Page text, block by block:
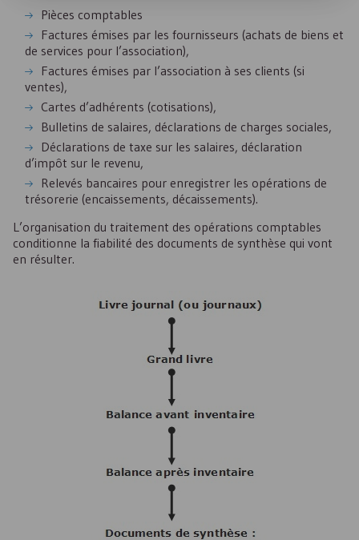
Pièces comptables
Factures émises par les fournisseurs (achats de biens et
de services pour l’association),
Factures émises par l’association à ses clients (si
ventes),
Cartes d’adhérents (cotisations),
Bulletins de salaires, déclarations de charges sociales,
Déclarations de taxe sur les salaires, déclaration
d’impôt sur le revenu,
Relevés bancaires pour enregistrer les opérations de
trésorerie (encaissements, décaissements).
L’organisation du traitement des opérations comptables
conditionne la fiabilité des documents de synthèse qui vont
en résulter.